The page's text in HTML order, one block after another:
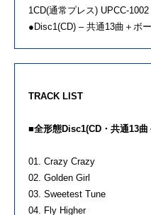
1CD(通常プレス) UPCC-
●Disc1(CD) – 共通13曲＋ボ
TRACK LIST
■全形態Disc1(CD・共通13
01. Crazy Crazy
02. Golden Girl
03. Sweetest Tune
04. Fly Higher